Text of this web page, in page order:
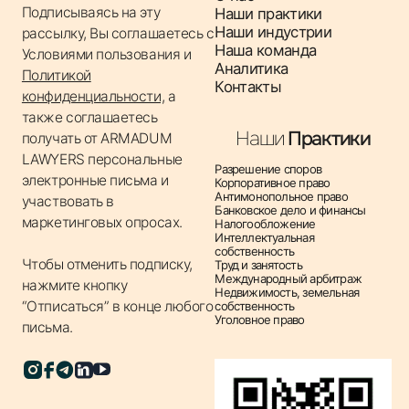
стратегий, предоставление рекомендаций по
отчетности.
✔ Трансфертное ценообразование – поддержка
установления цен на межкомпанийные операции и
подготовка документации для контролирующих
органов.
✔ Налоговые проверки и обжалования решений –
представительство интересов клиентов при
проверках, обжалования решений налоговых
органов.
✔ Международное налоговое планирование –
разработка схем оптимизации налоговой нагрузки в
международных операциях.
✔ Налогообложение недвижимости и
налогообложению сделок с недвижимостью и
Подписываясь на эту
рассылку, Вы соглашаетесь с
Условиями пользования и
Политикой
конфиденциальности, а
также соглашаетесь
получать от ARMADUM
LAWYERS персональные
электронные письма и
участвовать в
маркетинговых опросах.
Чтобы отменить подписку,
нажмите кнопку
“Отписаться” в конце любого
письма.
Наши практики
Наши индустрии
Наша команда
Аналитика
Контакты
НашиПрактики
Разрешение споров
Корпоративное право
Антимонопольное право
Банковское дело и финансы
Налогообложение
Интеллектуальная
собственность
Труд и занятость
Международный арбитраж
Недвижимость, земельная
собственность
Уголовное право